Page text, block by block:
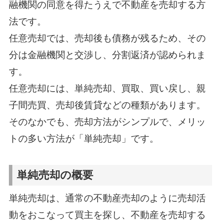
融機関の同意を得たうえで不動産を売却する方
法です。
任意売却では、売却後も債務が残るため、その
分は金融機関と交渉し、分割返済が認められま
す。
任意売却には、単純売却、買取、買い戻し、親
子間売買、売却後賃貸などの種類があります。
そのなかでも、売却方法がシンプルで、メリッ
トの多い方法が「単純売却」です。
単純売却の概要
単純売却は、通常の不動産売却のように売却活
動をおこなって買主を探し、不動産を売却する